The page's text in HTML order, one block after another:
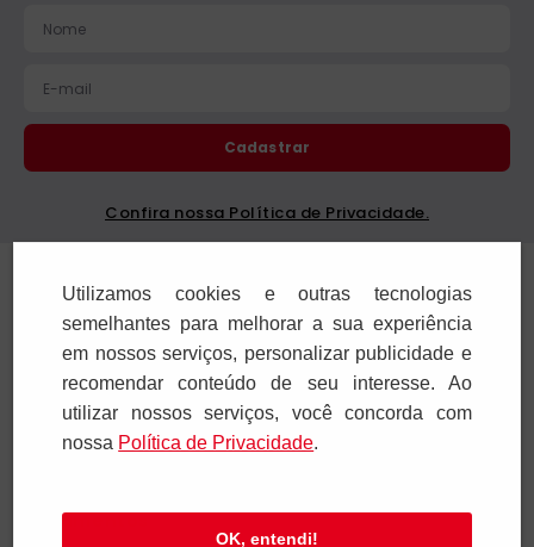
Confira nossa Política de Privacidade.
Cadastrar
Ajuda e Suporte
Televendas
SAC e Atendimento
Pagamentos
Utilizamos cookies e outras tecnologias
semelhantes para melhorar a sua experiência
em nossos serviços, personalizar publicidade e
recomendar conteúdo de seu interesse. Ao
utilizar nossos serviços, você concorda com
nossa Polí­tica de Privacidade.
OK, entendi!